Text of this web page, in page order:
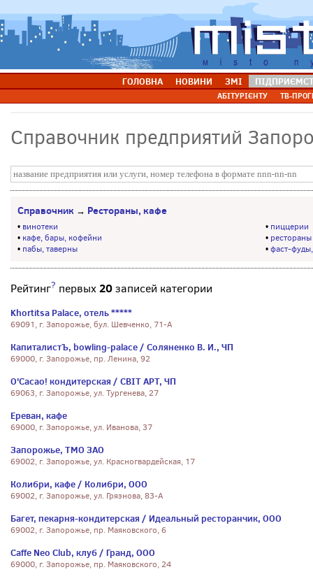
ГОЛОВНА НОВИНИ ЗМІ
АБІТУРІЄНТУ ТВ-
Справочник предприятий
Справочник → Рестораны, кафе
• винотеки
• кафе, бары, кофейни
• пабы, таверны
• пиццерии
• рестораны
•фаст-
Рейтинг? первых20записей категории
Khortitsa Palace, отель *****
69091, г. Запорожье, бул. Шевченко, 71-А
КапиталистЪ, bowling-palace / Соляненко В. И., ЧП
69000, г. Запорожье, пр. Ленина, 92
O'Cacao! кондитерская / СВІТ АРТ, ЧП
69063, г. Запорожье, ул. Тургенева, 27
Ереван, кафе
69000, г. Запорожье, ул. Иванова, 37
Запорожье, ТМО ЗАО
69002, г. Запорожье, ул. Красногвардейская, 17
Колибри, кафе / Колибри, ООО
69002, г. Запорожье, ул. Грязнова, 83-А
Багет, пекарня-кондитерская / Идеальный ресторанчик, ООО
69002, г. Запорожье, пр. Маяковского, 6
Caffe Neo Club, клуб / Гранд, ООО
69000, г. Запорожье, пр. Маяковского, 24